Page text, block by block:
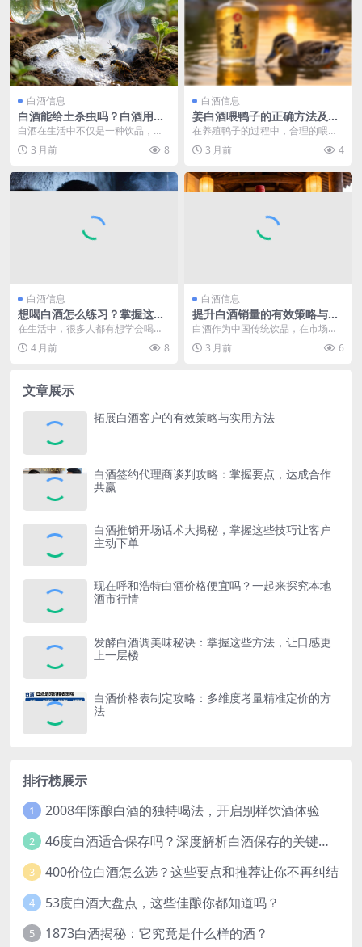
白酒信息
白酒能给土杀虫吗？白酒用于
土壤杀虫是否有毒？
白酒在生活中不仅是一种饮品，在
农业领域也常被人们探讨其作用，
其中白酒能否给土杀虫...
3 月前 8
白酒信息
姜白酒喂鸭子的正确方法及注
意要点
在养殖鸭子的过程中，合理的喂养
方式对于鸭子的健康成长至关重
要。而姜白酒在鸭子养殖...
3 月前 4
白酒信息
想喝白酒怎么练习？掌握这些
方法轻松提升酒量
在生活中，很多人都有想学会喝白
酒的想法。或许是为了在社交场合
中能够更好地融入氛围...
4 月前 8
白酒信息
提升白酒销量的有效策略与方
法有哪些
白酒作为中国传统饮品，在市场上
占据着重要地位。想要提高白酒销
量，需要从多个方面进...
3 月前 6
文章展示
拓展白酒客户的有效策略与实用方法
白酒签约代理商谈判攻略：掌握要点，达成合作
共赢
白酒推销开场话术大揭秘，掌握这些技巧让客户
主动下单
现在呼和浩特白酒价格便宜吗？一起来探究本地
酒市行情
发酵白酒调美味秘诀：掌握这些方法，让口感更
上一层楼
白酒价格表制定攻略：多维度考量精准定价的方
法
排行榜展示
1 2008年陈酿白酒的独特喝法，开启别样饮酒体验
2 46度白酒适合保存吗？深度解析白酒保存的关键因素
3 400价位白酒怎么选？这些要点和推荐让你不再纠结
4 53度白酒大盘点，这些佳酿你都知道吗？
5 1873白酒揭秘：它究竟是什么样的酒？